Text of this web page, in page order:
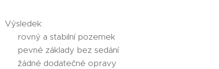
Výsledek:
✔ rovný a stabilní pozemek
✔ pevné základy bez sedání
✔ žádné dodatečné opravy